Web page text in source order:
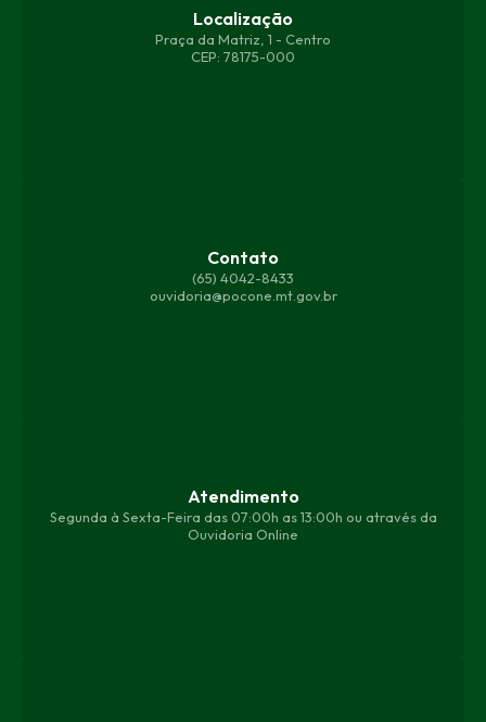
Localização
Praça da Matriz, 1 - Centro
CEP: 78175-000
Contato
(65) 4042-8433
ouvidoria@pocone.mt.gov.br
Atendimento
Segunda à Sexta-Feira das 07:00h as 13:00h ou através da
Ouvidoria Online